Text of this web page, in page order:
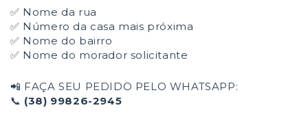
✅ Nome da rua
✅ Número da casa mais próxima
✅ Nome do bairro
✅ Nome do morador solicitante
📲 FAÇA SEU PEDIDO PELO WHATSAPP:
📞 (38) 99826-2945